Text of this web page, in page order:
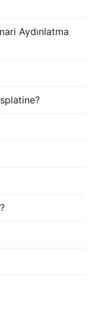
Aydınlatma